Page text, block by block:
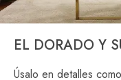
EL DORADO Y
Úsalo en detalles